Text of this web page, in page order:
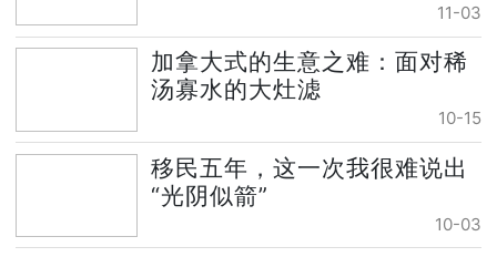
11-03
加拿大式的生意之难：面对稀
汤寡水的大灶滤
10-15
移民五年，这一次我很难说出
“光阴似箭”
10-03